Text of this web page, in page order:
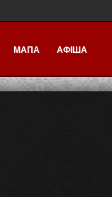
МАПА АФІША